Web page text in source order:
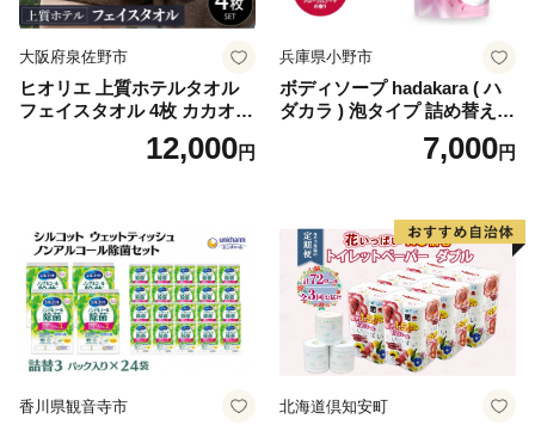
大阪府泉佐野市
ヒオリエ 上質ホテルタオル
フェイスタオル 4枚 カカオ
【タオル 泉州タオル 吸水 普
段使い 無地 シンプル 日用品
12,000円
兵庫県小野市
ボディソープ hadakara ( ハ
ダカラ ) 泡タイプ 詰め替え 4
40ml×4袋 ボディーソープ 泡
ボディソープ 泡 日用品 消耗
泡石鹸 石鹸 兵庫 兵庫県 小野
7,000円
香川県観音寺市 北海道倶知安町